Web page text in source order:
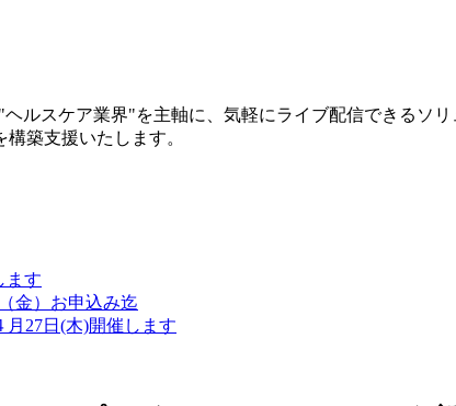
ルスケア業界"を主軸に、気軽にライブ配信できるソ
築支援いたします。
ます
金）お申込み迄
27日(木)開催します